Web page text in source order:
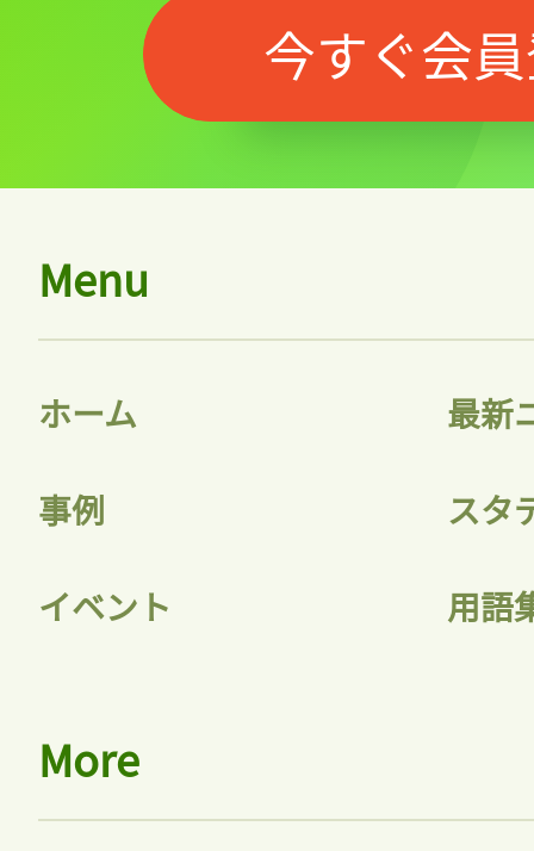
記事をお気に入りに
ログインが必
ログイン
今すぐ会
Menu
ホーム 最新
事例 スタ
イベント 用語
More